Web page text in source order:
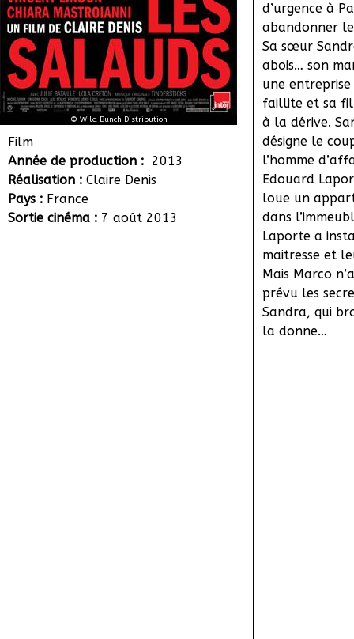
© Wild Bunch Distribution
Film
Année de production : 2013
Réalisation : Claire Denis
Pays : France
Sortie cinéma : 7 août 2013
d’urgence à
abandonner
Sa sœur
abois… son
une entreprise
faillite et sa
à la dérive.
désigne le
l’homme
Edouard
loue un
dans
Laporte a
maitresse et
Mais Marco
prévu les
Sandra, qui
la donne…